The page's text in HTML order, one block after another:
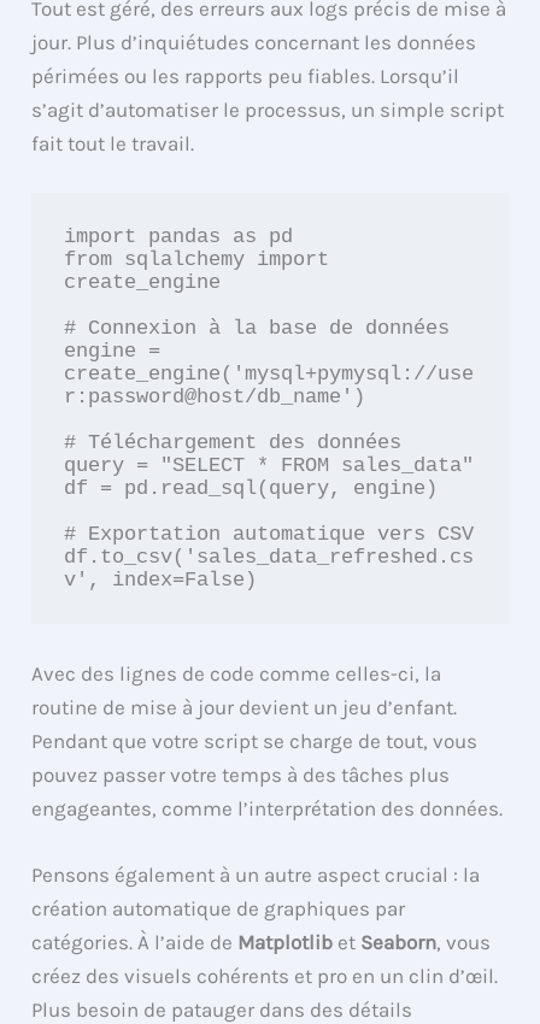
Tout est géré, des erreurs aux logs précis de mise à
jour. Plus d’inquiétudes concernant les données
périmées ou les rapports peu fiables. Lorsqu’il
s’agit d’automatiser le processus, un simple script
fait tout le travail.
import pandas as pd
from sqlalchemy import
create_engine
# Connexion à la base de données
engine =
create_engine('mysql+pymysql://use
r:password@host/db_name')
# Téléchargement des données
query = "SELECT * FROM sales_data"
df = pd.read_sql(query, engine)
# Exportation automatique vers CSV
df.to_csv('sales_data_refreshed.cs
Avec des lignes de code comme celles-ci, la
routine de mise à jour devient un jeu d’enfant.
Pendant que votre script se charge de tout, vous
pouvez passer votre temps à des tâches plus
engageantes, comme l’interprétation des données.
Pensons également à un autre aspect crucial : la
création automatique de graphiques par
catégories. À l’aide de Matplotlib et Seaborn, vous
créez des visuels cohérents et pro en un clin d’œil.
Plus besoin de patauger dans des détails